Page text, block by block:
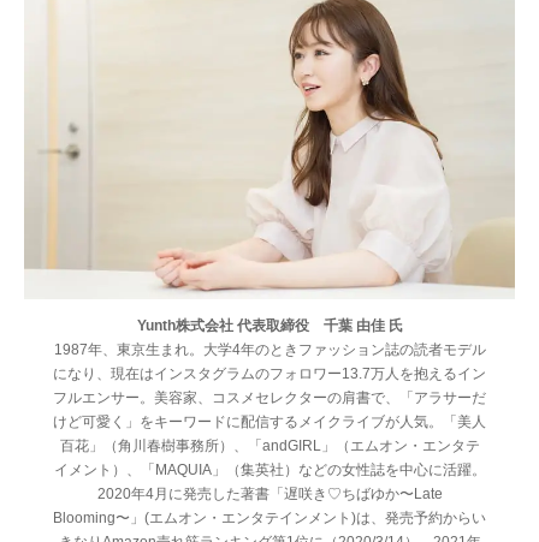
Yunth株式会社 代表取締役 千葉 由佳 氏
1987年、東京生まれ。大学4年のときファッション誌の読者モデル
になり、現在はインスタグラムのフォロワー13.7万人を抱えるイン
フルエンサー。美容家、コスメセレクターの肩書で、「アラサーだ
けど可愛く」をキーワードに配信するメイクライブが人気。「美人
百花」（角川春樹事務所）、「andGIRL」（エムオン・エンタテ
イメント）、「MAQUIA」（集英社）などの女性誌を中心に活躍。
2020年4月に発売した著書「遅咲き♡ちばゆか〜Late
Blooming〜」(エムオン・エンタテインメント)は、発売予約からい